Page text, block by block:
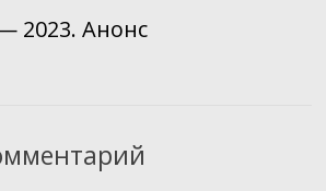
2023. Анонс